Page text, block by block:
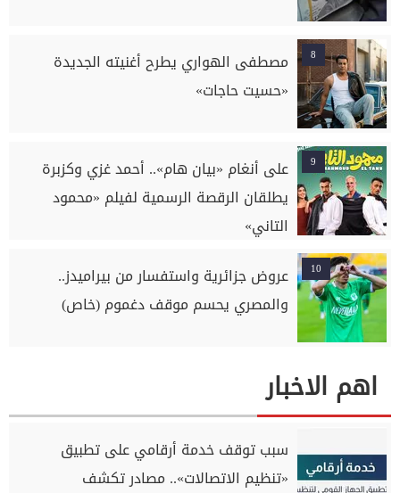
8
مصطفى الهواري يطرح أغنيته الجديدة
«حسيت حاجات»
9
على أنغام «بيان هام».. أحمد غزي وكزبرة
يطلقان الرقصة الرسمية لفيلم «محمود
التاني»
10
عروض جزائرية واستفسار من بيراميدز..
والمصري يحسم موقف دغموم (خاص)
اهم الاخبار
سبب توقف خدمة أرقامي على تطبيق
«تنظيم الاتصالات».. مصادر تكشف